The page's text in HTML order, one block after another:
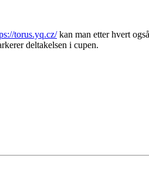
torus.yq.cz/kan man etter hvert også
deltakelsen i cupen.